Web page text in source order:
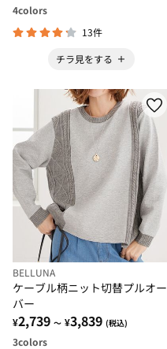
4colors
13件
チラ見をする
BELLUNA
ケーブル柄ニット切替プルオー
バー
¥2,739 ～ ¥3,839 (税込)
3colors